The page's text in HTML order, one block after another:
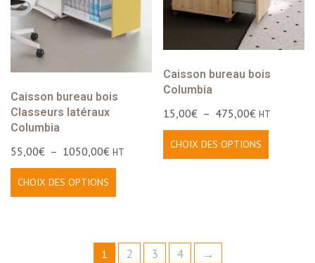
Caisson bureau bois
Classeurs latéraux
Columbia
55,00€ – 1050,00€ HT
CHOIX DES OPTIONS
Caisson bureau bois
Columbia
15,00€ – 475,00€ HT
CHOIX DES OPTIONS
1 2 3 4 →